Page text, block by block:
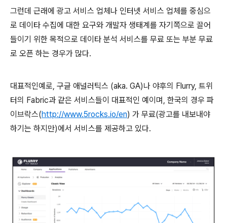
그런데 근래에 광고 서비스 업체나 인터넷 서비스 업체를 중심으
로 데이타 수집에 대한 요구와 개발자 생태계를 자기쪽으로 끌어
들이기 위한 목적으로 데이타 분석 서비스를 무료 또는 부분 무료
로 오픈 하는 경우가 많다.
대표적인예로, 구글 애널러틱스 (aka. GA)나 야후의 Flurry, 트위
터의 Fabric과 같은 서비스들이 대표적인 예이며, 한국의 경우 파
이브락스(http://www.5rocks.io/en) 가 무료(광고를 내보내야
하기는 하지만)에서 서비스를 제공하고 있다.